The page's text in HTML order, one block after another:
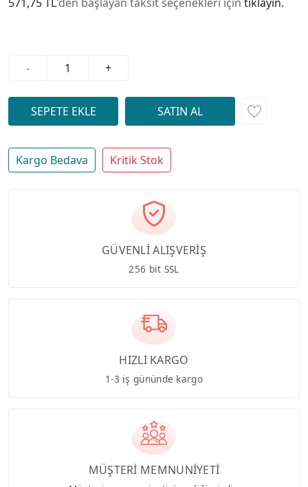
571,75 TL'den başlayan taksit seçenekleri için tıklayın.
- +
Kargo Bedava Kritik Stok
GÜVENLİ ALIŞVERİŞ
256 bit SSL
HIZLI KARGO
1-3 iş gününde kargo
MÜŞTERİ MEMNUNİYETİ